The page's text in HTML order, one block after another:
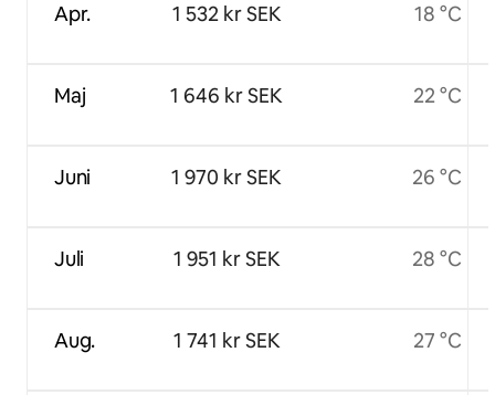
Apr.
Maj
Juni
Juli
Aug.
1 532 kr SEK
1 646 kr SEK
1 970 kr SEK
1 951 kr SEK
1 741 kr SEK
18 °C
22 °C
26 °C
28 °C
27 °C